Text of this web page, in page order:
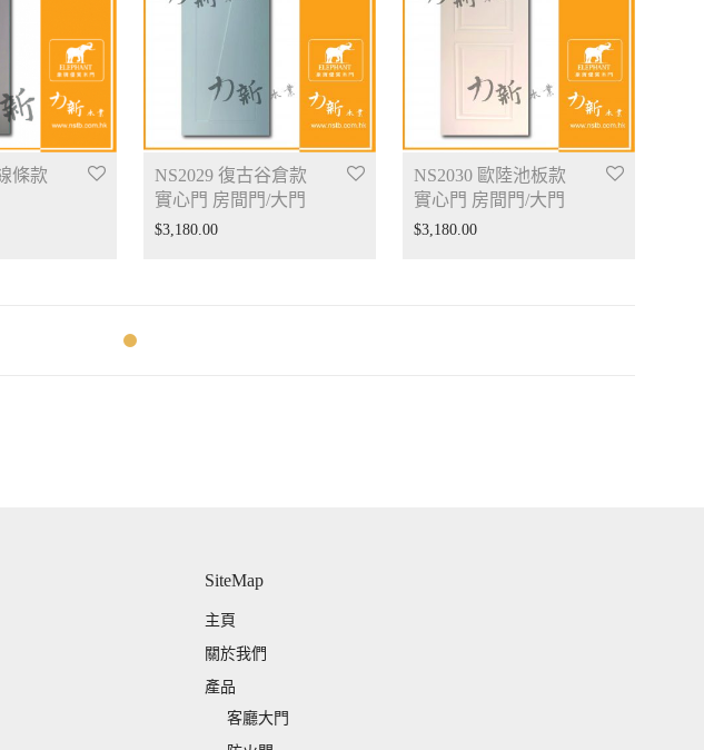
條款
NS2029 復古谷倉款
實心門 房間門/大門
$3,180.00
NS2030 歐陸池板款
實心門 房間門/大門
$3,180.00